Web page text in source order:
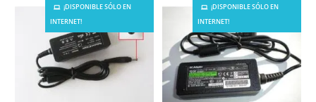
¡DISPONIBLE SÓLO EN
INTERNET!
¡DISPONIBLE SÓLO EN
INTERNET!